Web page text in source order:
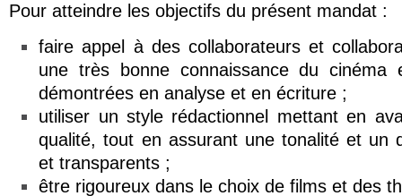
Pour atteindre les objectifs du présent mandat :
faire appel à des collaborateurs et
une très bonne connaissance du cinéma
démontrées en analyse et en écriture ;
utiliser un style rédactionnel mettant en
qualité, tout en assurant une tonalité et un
et transparents ;
être rigoureux dans le choix de films et des